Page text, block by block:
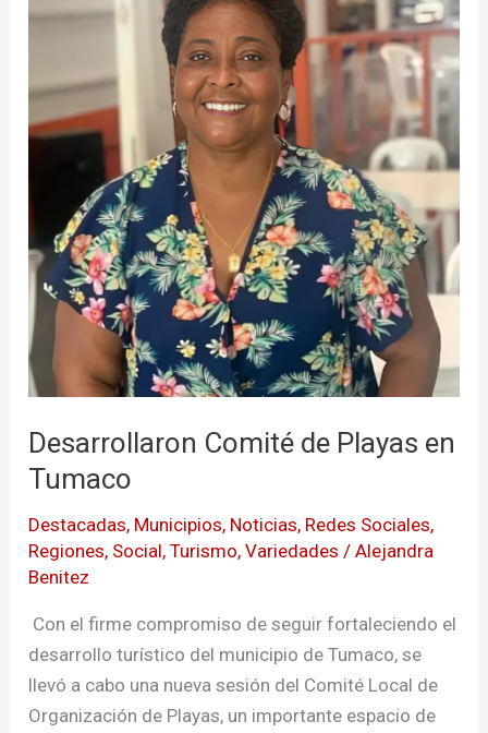
Desarrollaron Comité de Playas en
Tumaco
Destacadas, Municipios, Noticias, Redes Sociales,
Regiones, Social,Turismo,Variedades /Alejandra
Benitez
Con el firme compromiso de seguir fortaleciendo el
desarrollo turístico del municipio de Tumaco, se
llevó a cabo una nueva sesión del Comité Local de
Organización de Playas, un importante espacio de
de
Tumaco